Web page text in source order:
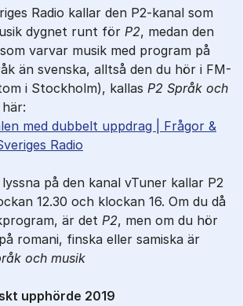
Radio kallar den P2-kanal som
dygnet runt för P2, medan den
varvar musik med program på
än svenska, alltså den du hör i FM-
i Stockholm), kallas P2 Språk och
med dubbelt uppdrag | Frågor &
Radio
på den kanal vTuner kallar P2
12.30 och klockan 16. Om du då
är det P2, men om du hör
romani, finska eller samiska är
och musik
upphörde 2019